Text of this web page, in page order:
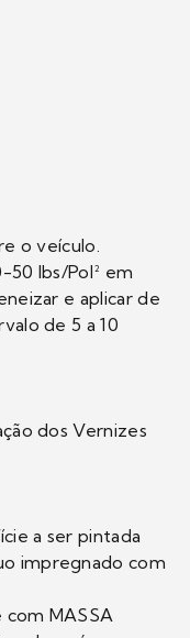
o veículo.
50 lbs/Pol² em
e aplicar de
de 5 a 10
dos Vernizes
a ser pintada
impregnado com
com MASSA